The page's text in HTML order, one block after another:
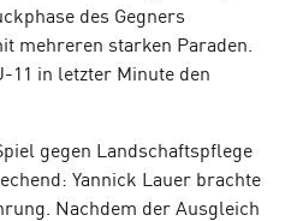
des Gegners
mehreren starken Paraden.
11 in letzter Minute den
gegen Landschaftspflege
Yannick Lauer brachte
Nachdem der Ausgleich